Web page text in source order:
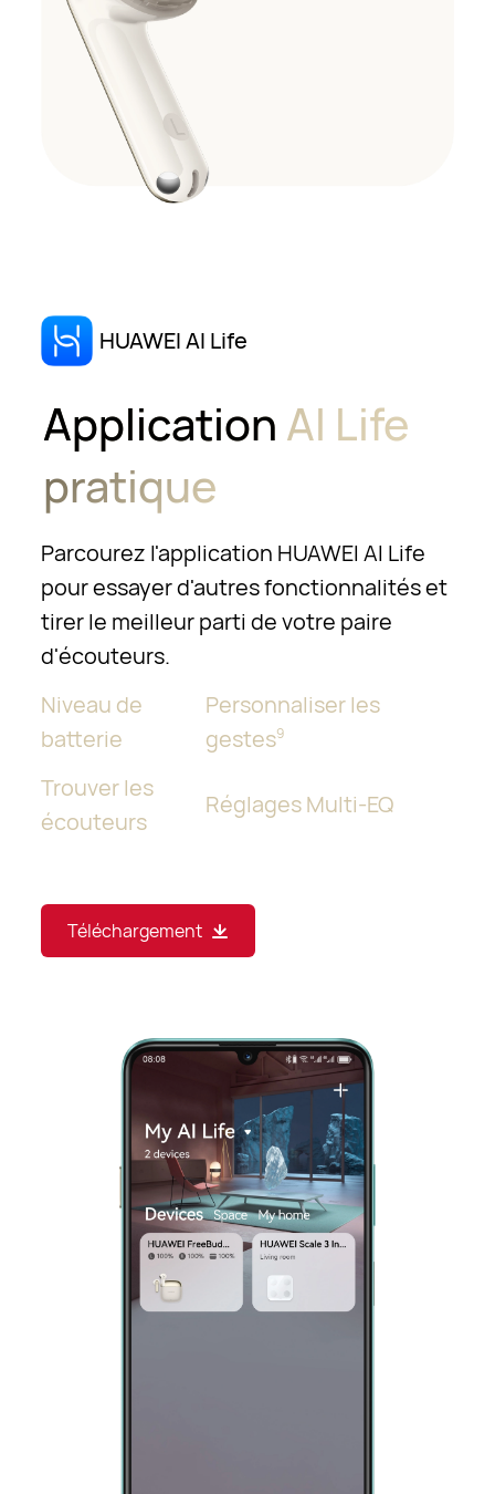
HUAWEI AI Life
Application AI Life
pratique
Parcourez l'application HUAWEI AI Life
pour essayer d'autres fonctionnalités et
tirer le meilleur parti de votre paire
d'écouteurs.
Niveau de
batterie
Personnaliser les
gestes9
Trouver les
écouteurs
Réglages Multi-EQ
Téléchargement